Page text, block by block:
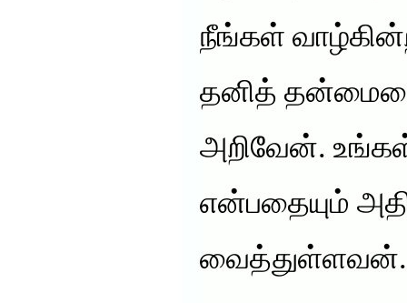
நீங்கள்
தனித்
அறிவேன்.
என்பதையும்
வைத்துள்ளவன்.